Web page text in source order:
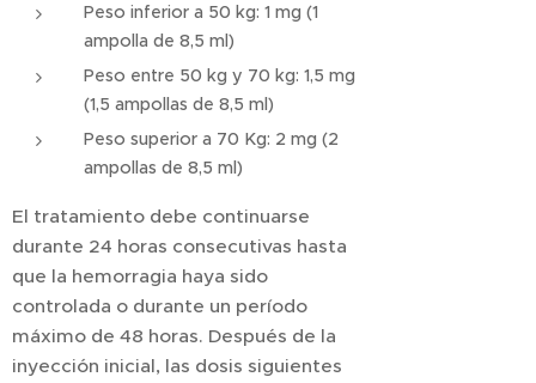
Peso inferior a 50 kg: 1 mg (1
ampolla de 8,5 ml)
Peso entre 50 kg y 70 kg: 1,5 mg
(1,5 ampollas de 8,5 ml)
Peso superior a 70 Kg: 2 mg (2
ampollas de 8,5 ml)
El tratamiento debe continuarse
durante 24 horas consecutivas hasta
que la hemorragia haya sido
controlada o durante un período
máximo de 48 horas. Después de la
inyección inicial, las dosis siguientes